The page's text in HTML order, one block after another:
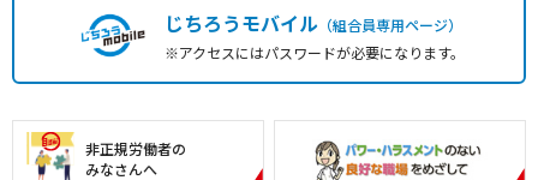
じちろうモバイル（組合員専用ページ）
※アクセスにはパスワードが必要になります。
非正規労働者の
みなさんへ